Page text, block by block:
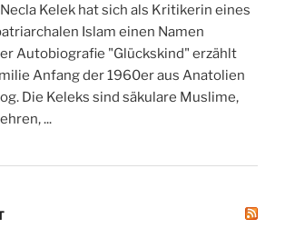
Kelek hat sich als Kritikerin eines
Islam einen Namen
Autobiografie "Glückskind" erzählt
Anfang der 1960er aus Anatolien
Die Keleks sind säkulare Muslime,
...